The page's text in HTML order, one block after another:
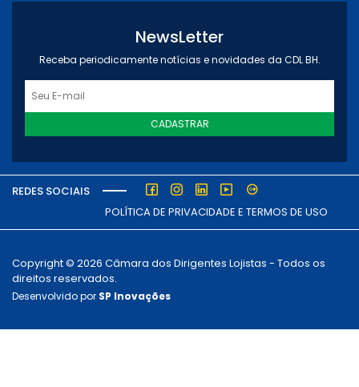
NewsLetter
Receba periodicamente notícias e novidades da CDL BH.
CADASTRAR
REDES SOCIAIS
POLÍTICA DE PRIVACIDADE E TERMOS DE USO
Copyright © 2026 Câmara dos Dirigentes Lojistas - Todos os
direitos reservados.
Desenvolvido por SP Inovações